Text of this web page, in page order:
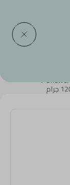
Shower
/